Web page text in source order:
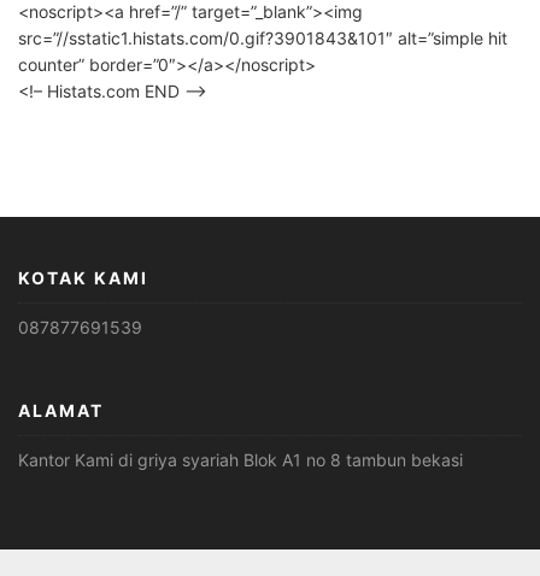
<noscript><a href=”/” target=”_blank”><img
src=”//sstatic1.histats.com/0.gif?3901843&101″ alt=”simple hit
counter” border=”0″></a></noscript>
<!– Histats.com END –>
KOTAK KAMI
087877691539
ALAMAT
Kantor Kami di griya syariah Blok A1 no 8 tambun bekasi